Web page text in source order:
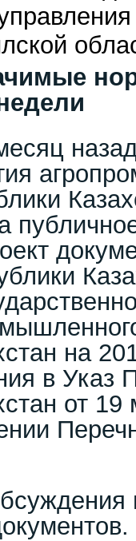
на
в Указ
от